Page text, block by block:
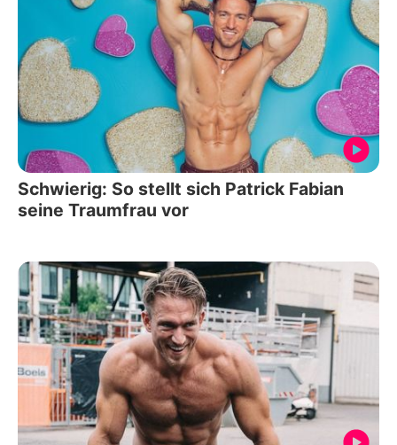
Schwierig: So stellt sich Patrick Fabian
seine Traumfrau vor